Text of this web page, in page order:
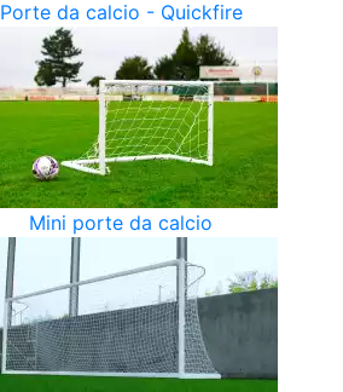
Porte da calcio - Quickfire
Mini porte da calcio